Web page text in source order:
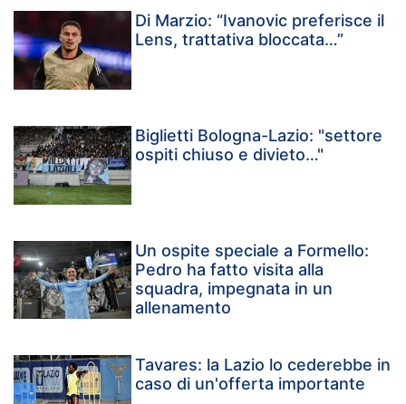
Di Marzio: “Ivanovic preferisce il
Lens, trattativa bloccata…”
Biglietti Bologna-Lazio: "settore
ospiti chiuso e divieto…"
Un ospite speciale a Formello:
Pedro ha fatto visita alla
squadra, impegnata in un
allenamento
Tavares: la Lazio lo cederebbe in
caso di un'offerta importante